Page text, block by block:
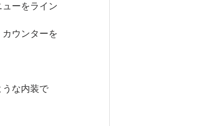
ーをライン
ウンターを
な内装で